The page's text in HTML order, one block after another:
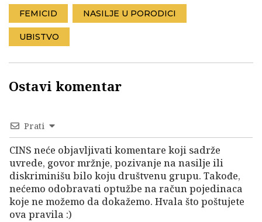
FEMICID NASILJE U PORODICI
UBISTVO
Ostavi komentar
Prati
CINS neće objavljivati komentare koji sadrže
uvrede, govor mržnje, pozivanje na nasilje ili
diskriminišu bilo koju društvenu grupu. Takođe,
nećemo odobravati optužbe na račun pojedinaca
koje ne možemo da dokažemo. Hvala što poštujete
ova pravila :)